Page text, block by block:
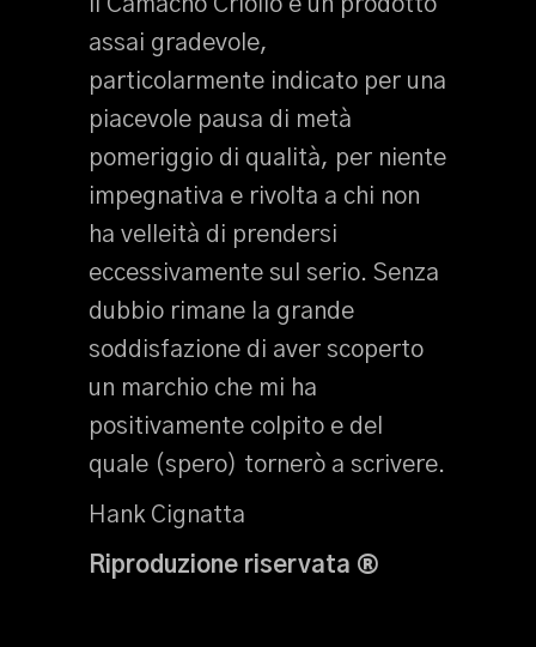
il Camacho Criollo è un prodotto
assai gradevole,
particolarmente indicato per una
piacevole pausa di metà
pomeriggio di qualità, per niente
impegnativa e rivolta a chi non
ha velleità di prendersi
eccessivamente sul serio. Senza
dubbio rimane la grande
soddisfazione di aver scoperto
un marchio che mi ha
positivamente colpito e del
quale (spero) tornerò a scrivere.
Hank Cignatta
Riproduzione riservata ®